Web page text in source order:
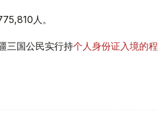
人。
三国公民实行持个人身份证入境的程